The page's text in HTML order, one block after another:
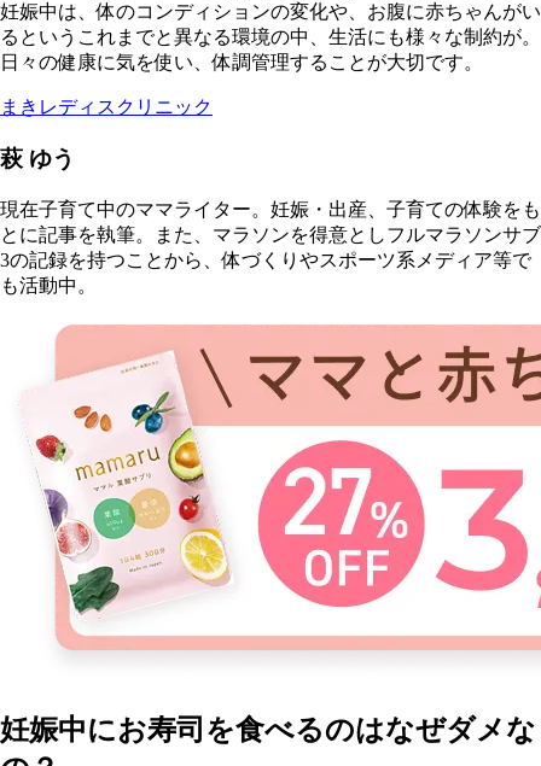
妊娠中は、体のコンディションの変化や、お腹に赤ちゃんがい
るというこれまでと異なる環境の中、生活にも様々な制約が。
日々の健康に気を使い、体調管理することが大切です。
まきレディスクリニック
萩 ゆう
現在子育て中のママライター。妊娠・出産、子育ての体験をも
とに記事を執筆。また、マラソンを得意としフルマラソンサブ
3の記録を持つことから、体づくりやスポーツ系メディア等で
も活動中。
妊娠中にお寿司を食べるのはなぜダメな